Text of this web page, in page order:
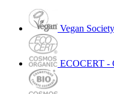
Vegan Society
ECOCERT -